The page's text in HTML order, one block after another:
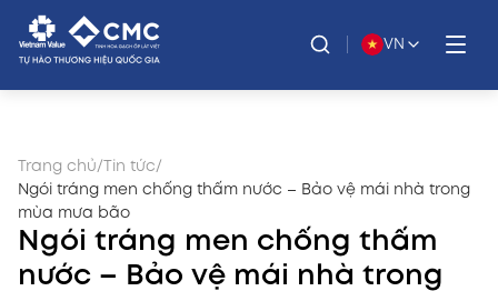
VN
Trang chủ/ Tin tức/
Ngói tráng men chống thấm nước – Bảo vệ mái nhà trong
mùa mưa bão
Ngói tráng men chống thấm
nước – Bảo vệ mái nhà trong